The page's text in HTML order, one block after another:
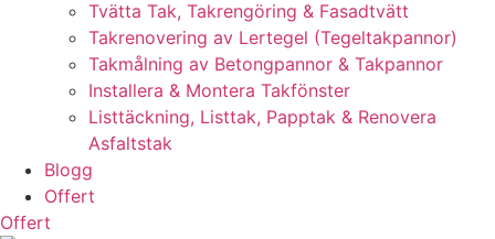
Tvätta Tak, Takrengöring & Fasadtvätt
Takrenovering av Lertegel (Tegeltakpannor)
Takmålning av Betongpannor & Takpannor
Installera & Montera Takfönster
Listtäckning, Listtak, Papptak & Renovera
Asfaltstak
Blogg
Offert
Offert